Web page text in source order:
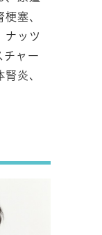
塞、
ナッツ
チャー
炎、